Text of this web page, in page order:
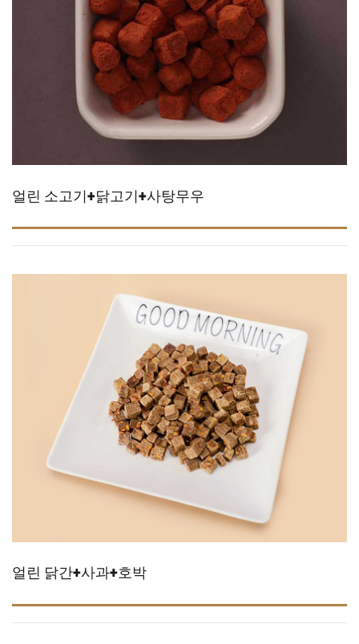
얼린 소고기+닭고기+사탕무우
얼린 닭간+사과+호박